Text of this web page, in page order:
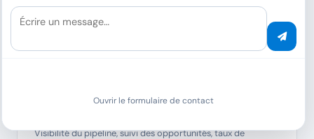
Gestion des ventes
Visibilité du pipeline, suivi des opportunités, taux de
Écrire un message…
Ouvrir le formulaire de contact